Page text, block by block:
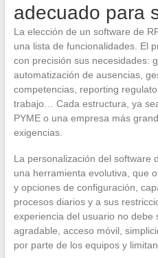
adecuado para
La elección de un software de
una lista de funcionalidades. El
con precisión sus necesidades:
automatización de ausencias,
competencias, reporting
trabajo… Cada estructura, ya
PYME o una empresa más
exigencias.
La personalización del software
una herramienta evolutiva, que
y opciones de configuración,
procesos diarios y a sus
experiencia del usuario no debe
agradable, acceso móvil,
por parte de los equipos y